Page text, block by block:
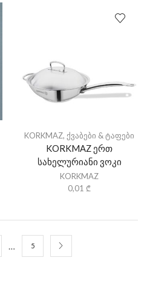
KORKMAZ, ქვაბები & ტაფები
KORKMAZ ერთ
სახელურიანი ვოკი
KORKMAZ
0,01 ₾
… 5